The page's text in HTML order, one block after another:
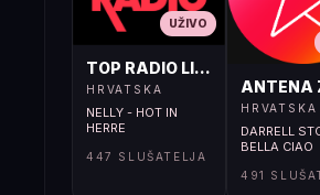
UŽIVO
TOP RADIO LIVE
HRVATSKA
NELLY - HOT IN
HERRE
447 SLUŠATELJA
ANTENA
HRVATSKA
DARRELL
BELLA CIAO
491